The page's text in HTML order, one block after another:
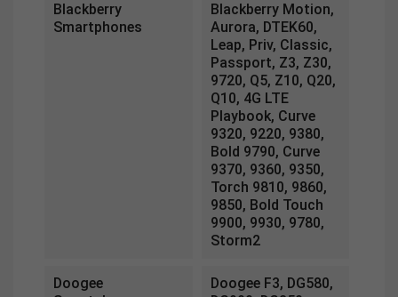
Blackberry
Smartphones
Blackberry Motion,
Aurora, DTEK60,
Leap, Priv, Classic,
Passport, Z3, Z30,
9720, Q5, Z10, Q20,
Q10, 4G LTE
Playbook, Curve
9320, 9220, 9380,
Bold 9790, Curve
9370, 9360, 9350,
Torch 9810, 9860,
9850, Bold Touch
9900, 9930, 9780,
Storm2
Doogee
Doogee F3, DG580,